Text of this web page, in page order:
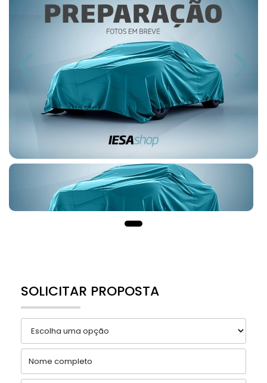
Previous
SOLICITAR PROPOSTA